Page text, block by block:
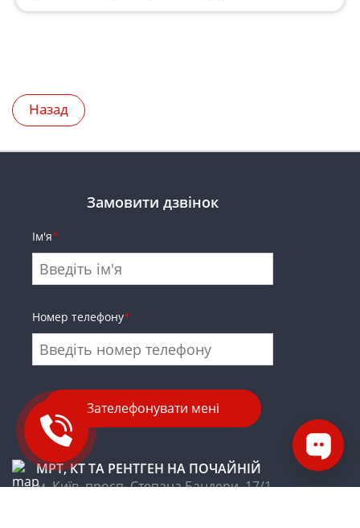
Назад
Замовити дзвінок
Ім'я*
Номер телефону*
МРТ, КТ ТА РЕНТГЕН НА ПОЧАЙНІЙ
м. Київ, просп. Степана Бандери, 17/1